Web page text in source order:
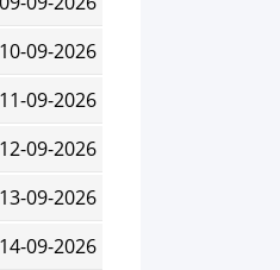
10-09-2026
11-09-2026
12-09-2026
13-09-2026
14-09-2026